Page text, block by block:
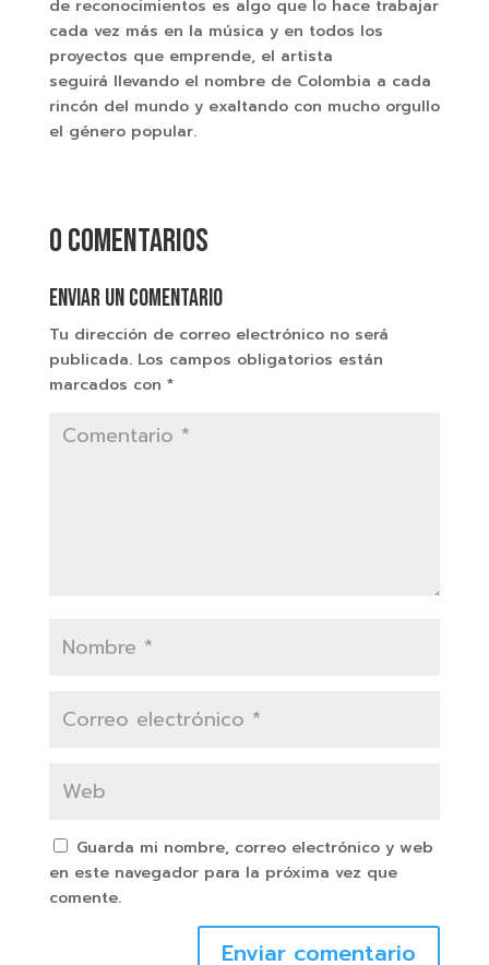
de reconocimientos es algo que lo hace trabajar
cada vez más en la música y en todos los
proyectos que emprende, el artista
seguirá llevando el nombre de Colombia a cada
rincón del mundo y exaltando con mucho orgullo
el género popular.
0 comentarios
Enviar un comentario
Tu dirección de correo electrónico no será
publicada. Los campos obligatorios están
marcados con *
Guarda mi nombre, correo electrónico y web
en este navegador para la próxima vez que
comente.
Enviar comentario